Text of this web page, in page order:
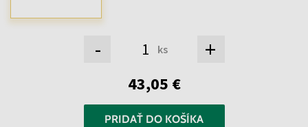
- ks +
43,05 €
PRIDAŤ DO KOŠÍKA